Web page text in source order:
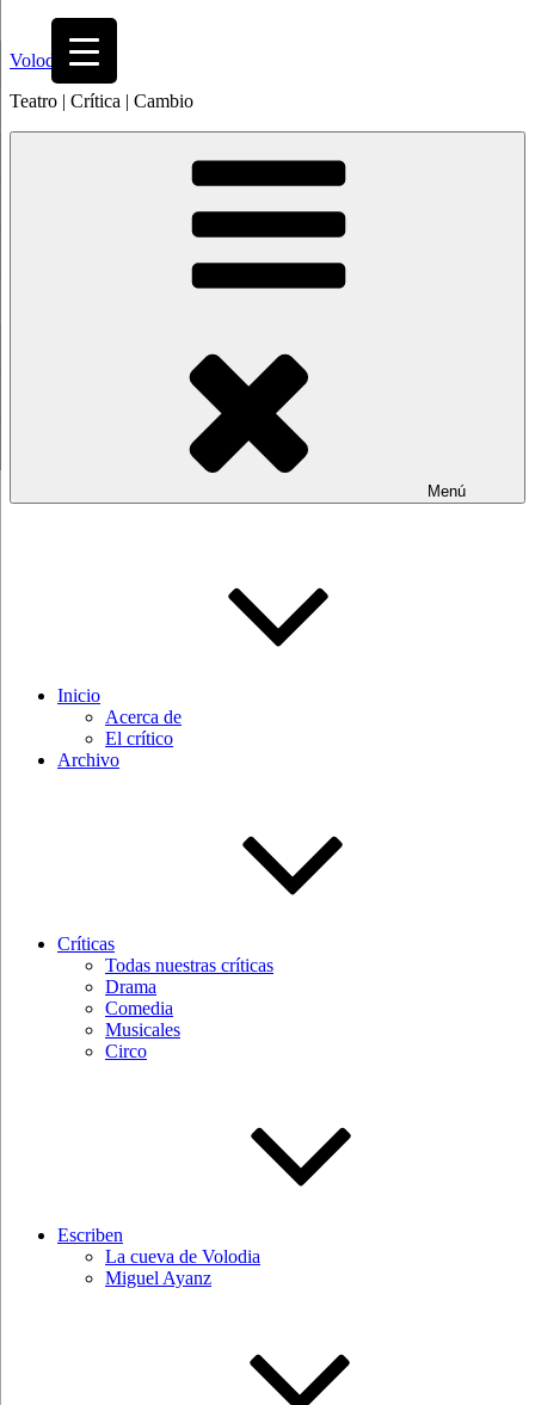
contenido
Volodia
Teatro | Crítica | Cambio
Menú
Inicio
Acerca de
El crítico
Archivo
Críticas
Todas nuestras críticas
Drama
Comedia
Musicales
Circo
Escriben
La cueva de Volodia
Miguel Ayanz